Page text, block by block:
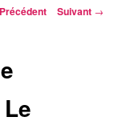
Précédent Suivant →